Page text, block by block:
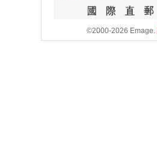
©2000-2026 Emage.